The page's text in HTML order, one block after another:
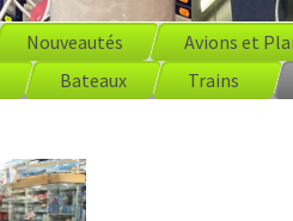
Nouveautés
Avions et
Bateaux Trains